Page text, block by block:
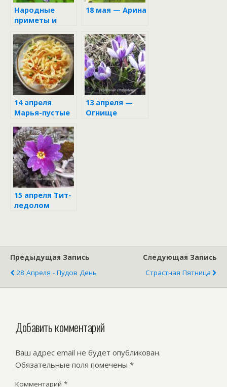
Народные
приметы и
18 мая — Арина
14 апреля
Марья-пустые
13 апреля —
Огнище
15 апреля Тит-
ледолом
Предыдущая Запись
28 Апреля - Пудов День
Следующая Запись
Страстная Пятница
Добавить комментарий
Ваш адрес email не будет опубликован.
Обязательные поля помечены *
Комментарий *